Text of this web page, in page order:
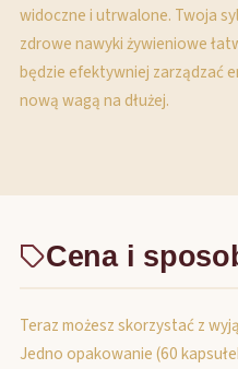
widoczne i utrwalone. Twoja
zdrowe nawyki żywieniowe
będzie efektywniej zarządzać
nową wagą na dłużej.
Cena i
Teraz możesz skorzystać z
Jedno opakowanie (60